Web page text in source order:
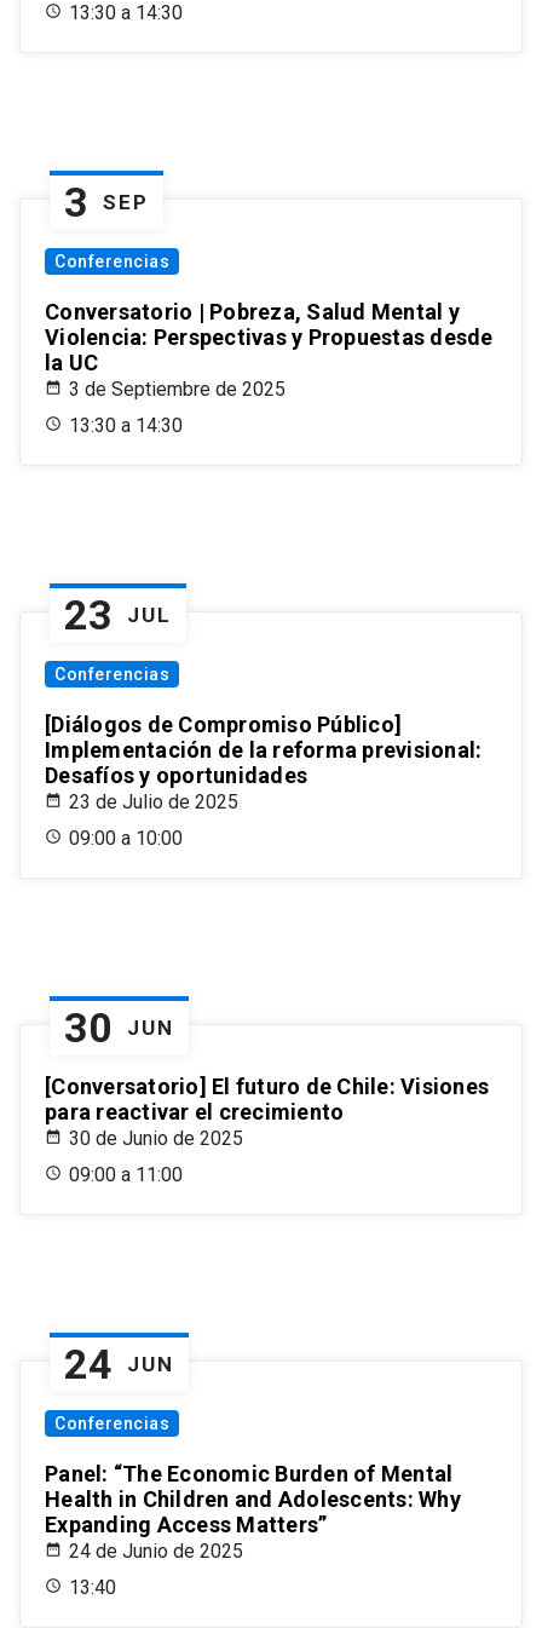
13:30 a 14:30
3 SEP
Conferencias
Conversatorio | Pobreza, Salud Mental y
Violencia: Perspectivas y Propuestas desde
la UC
3 de Septiembre de 2025
13:30 a 14:30
23 JUL
Conferencias
[Diálogos de Compromiso Público]
Implementación de la reforma previsional:
Desafíos y oportunidades
23 de Julio de 2025
09:00 a 10:00
30 JUN
[Conversatorio] El futuro de Chile: Visiones
para reactivar el crecimiento
30 de Junio de 2025
09:00 a 11:00
24 JUN
Conferencias
Panel: “The Economic Burden of Mental
Health in Children and Adolescents: Why
Expanding Access Matters”
24 de Junio de 2025
13:40